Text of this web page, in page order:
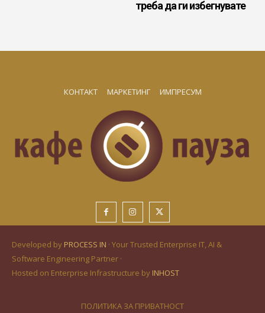
треба да ги избегнувате
КОНТАКТ МАРКЕТИНГ ИМПРЕСУМ
Developed by PROCESS IN · Your Trusted Enterprise IT, AI &
Software Engineering Partner ·
Hosted on Enterprise Infrastructure by INHOST
ПОЛИТИКА ЗА ПРИВАТНОСТ